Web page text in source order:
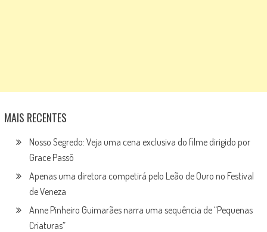
MAIS RECENTES
Nosso Segredo: Veja uma cena exclusiva do filme dirigido por
Grace Passô
Apenas uma diretora competirá pelo Leão de Ouro no Festival
de Veneza
Anne Pinheiro Guimarães narra uma sequência de “Pequenas
Criaturas”